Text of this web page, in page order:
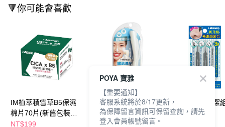
🔻你可能會喜歡
IM植萃積雪草B5保濕
棉片70片(新舊包裝隨
機出貨)
NT$199
IM淨嫩肌洗臉刷1入(包
裝隨機出貨)
NT$119
IM毛孔粉刺清潔
裝隨機出貨)
POYA 寶雅
【重要通知】
客服系統將於8/17更新，
為保障留言資訊可保留查詢，請先
登入會員帳號留言。